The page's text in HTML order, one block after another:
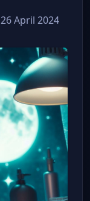
26 April 2024